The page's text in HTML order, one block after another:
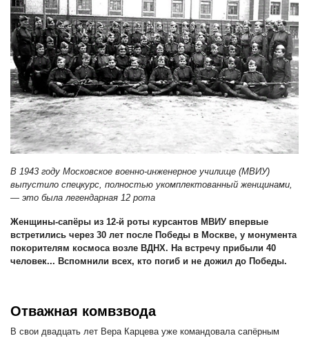
В 1943 году Московское военно-инженерное училище (МВИУ)
выпустило спецкурс, полностью укомплектованный женщинами,
— это была легендарная 12 рота
Женщины-сапёры из 12-й роты курсантов МВИУ впервые
встретились через 30 лет после Победы в Москве, у монумента
покорителям космоса возле ВДНХ. На встречу прибыли 40
человек... Вспомнили всех, кто погиб и не дожил до Победы.
Отважная комвзвода
В свои двадцать лет Вера Карцева уже командовала сапёрным